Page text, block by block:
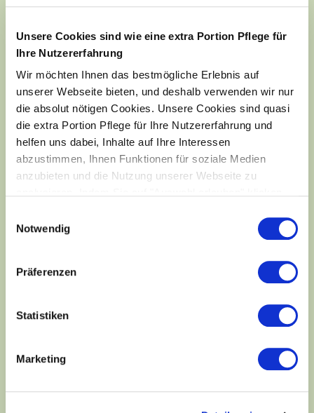
Unsere Cookies sind wie eine extra Portion Pflege für
Ihre Nutzererfahrung
Wir möchten Ihnen das bestmögliche Erlebnis auf
unserer Webseite bieten, und deshalb verwenden wir nur
die absolut nötigen Cookies. Unsere Cookies sind quasi
die extra Portion Pflege für Ihre Nutzererfahrung und
helfen uns dabei, Inhalte auf Ihre Interessen
abzustimmen, Ihnen Funktionen für soziale Medien
anzubieten und die Nutzung unserer Webseite zu
unterstützen uns dabei, unsere Webseite kontinuierlich
Notwendig
Präferenzen
Statistiken
Marketing
KONTAKT
WIR SIND GERNE FÜR SIE
DA
Wir nennen Ihnen gerne ein Partner-Institut,
wo Sie beraten werden. Schreiben Sie uns
einfach eine Nachricht mit Ihrem Wohn- bzw.
+49 (0) 79 46 – 20 47